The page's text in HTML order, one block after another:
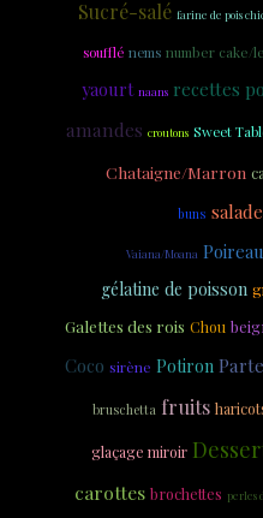
Sucré-salé farine de pois
soufflé nems number cake/
yaourt naans recettes
amandes croutons Sweet
Chataigne/Marron
buns salade
Vaiana/Moana
gélatine de poisson
Galettes des rois Chou
Coco sirène Potiron
bruschetta fruits
glaçage miroir
carottes brochettes perles